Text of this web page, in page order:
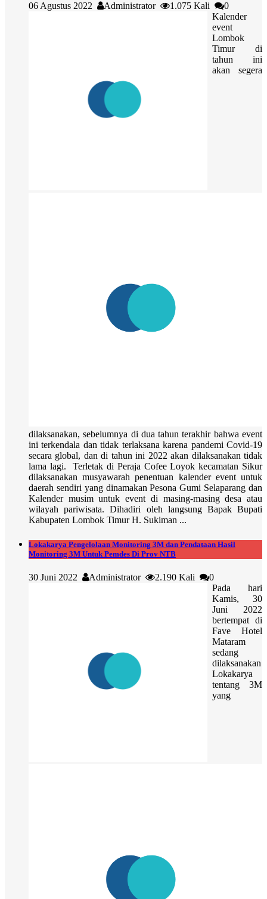
06 Agustus 2022 Administrator 1.075 Kali
0
Kalender
event
Lombok
Timur di
tahun ini
akan segera
dilaksanakan, sebelumnya di dua tahun terakhir bahwa event
ini terkendala dan tidak terlaksana karena pandemi Covid-19
secara global, dan di tahun ini 2022 akan dilaksanakan tidak
lama lagi. Terletak di Peraja Cofee Loyok kecamatan Sikur
dilaksanakan musyawarah penentuan kalender event untuk
daerah sendiri yang dinamakan Pesona Gumi Selaparang dan
Kalender musim untuk event di masing-masing desa atau
wilayah pariwisata. Dihadiri oleh langsung Bapak Bupati
Kabupaten Lombok Timur H. Sukiman ...
Lokakarya Pengelolaan Monitoring 3M dan Pendataan Hasil
Monitoring 3M Untuk Pemdes Di Prov NTB
30 Juni 2022 Administrator 2.190 Kali
0
Pada hari
Kamis, 30
Juni 2022
bertempat di
Fave Hotel
Mataram
sedang
dilaksanakan
Lokakarya
tentang 3M
yang